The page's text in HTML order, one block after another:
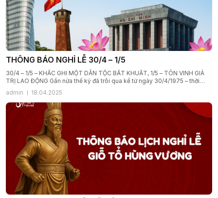
THÔNG BÁO NGHỈ LỄ 30/4 – 1/5
30/4 – 1/5 – KHẮC GHI MỘT DÂN TỘC BẤT KHUẤT, 1/5 – TÔN VINH GIÁ
TRỊ LAO ĐỘNG Gần nửa thế kỷ đã trôi qua kể từ ngày 30/4/1975 – thời
khắc lịch sử thiêng liêng đánh dấu thắng lợi vĩ đại của dân tộc Việt Nam,
khép lại một chặng đường đấu tranh […]
admin 18.04.2025